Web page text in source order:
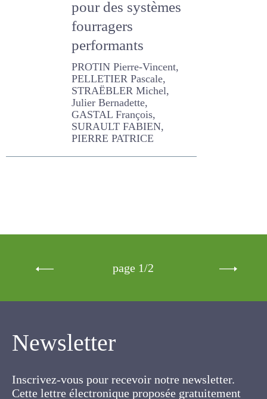
PROTIN Pierre-Vincent,
PELLETIER Pascale,
STRAËBLER Michel, Julier
Bernadette, GASTAL
François, SURAULT FABIEN,
PIERRE PATRICE
Newsletter
gratuitement par l'AFPF vise la mise en place
d'un lien organique et vivant entre l'Association,
concernées par les cultures fourragères et les
prairies.